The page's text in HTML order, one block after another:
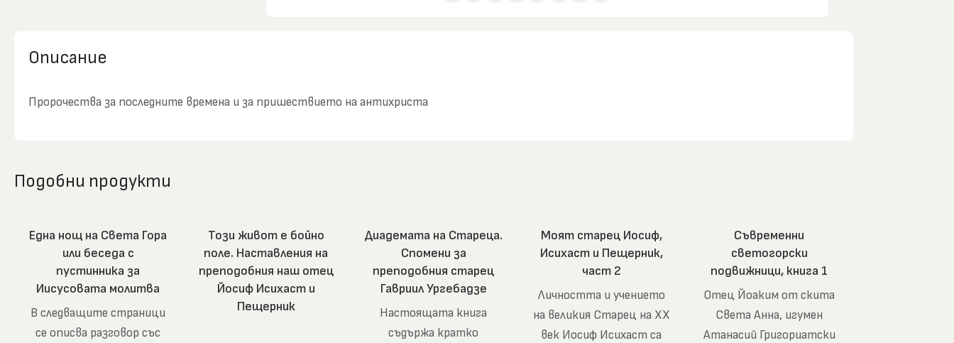
Описание
Пророчества за последните времена и за пришествието на антихриста
Подобни продукти
Една нощ на Света Гора
или беседа с
пустинника за
Иисусовата молитва
В следващите страници
се описва разговор със
Този живот е бойно
поле. Наставления на
преподобния наш отец
Йосиф Исихаст и
Пещерник
Диадемата на Стареца.
Спомени за
преподобния старец
Гавриил Ургебадзе
Настоящата книга
съдържа кратко
Моят старец Иосиф,
Исихаст и Пещерник,
част 2
Личността и учението
на великия Старец на XX
век Иосиф Исихаст са
Съвременни
светогорски
подвижници, книга 1
Отец Йоаким от скита
Света Анна, игумен
Атанасий Григориатски